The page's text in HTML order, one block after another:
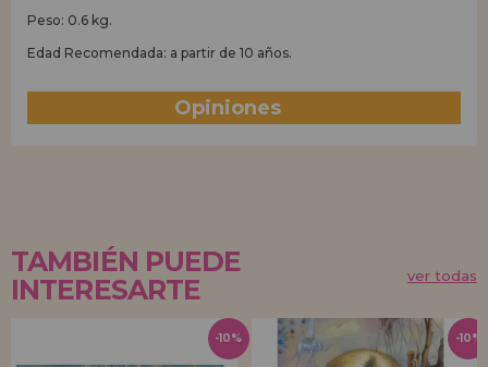
Peso: 0.6 kg.
Edad Recomendada: a partir de 10 años.
Opiniones
TAMBIÉN PUEDE
INTERESARTE
ver todas
-10% -10%